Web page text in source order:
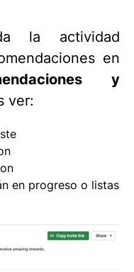
la actividad
en
y
ver:
en progreso o listas